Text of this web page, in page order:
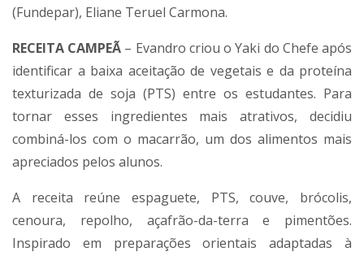
(Fundepar), Eliane Teruel Carmona.
RECEITA CAMPEÃ – Evandro criou o Yaki do Chefe após
identificar a baixa aceitação de vegetais e da proteína
texturizada de soja (PTS) entre os estudantes. Para
tornar esses ingredientes mais atrativos, decidiu
combiná-los com o macarrão, um dos alimentos mais
apreciados pelos alunos.
A receita reúne espaguete, PTS, couve, brócolis,
cenoura, repolho, açafrão-da-terra e pimentões.
Inspirado em preparações orientais adaptadas à